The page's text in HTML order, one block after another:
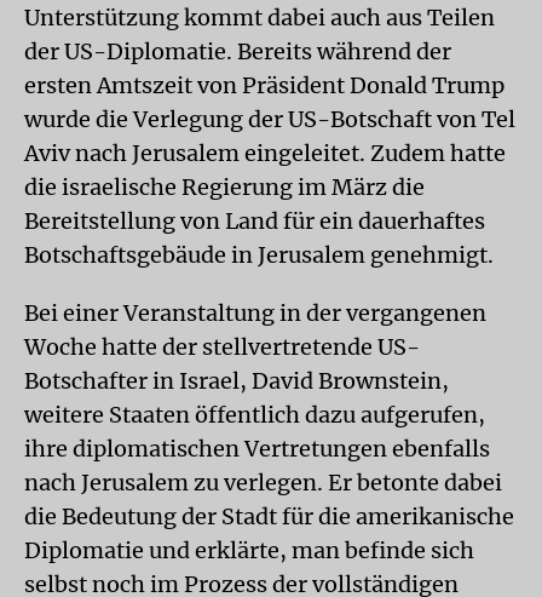
Unterstützung kommt dabei auch aus Teilen
der US-Diplomatie. Bereits während der
ersten Amtszeit von Präsident Donald Trump
wurde die Verlegung der US-Botschaft von Tel
Aviv nach Jerusalem eingeleitet. Zudem hatte
die israelische Regierung im März die
Bereitstellung von Land für ein dauerhaftes
Botschaftsgebäude in Jerusalem genehmigt.
Bei einer Veranstaltung in der vergangenen
Woche hatte der stellvertretende US-
Botschafter in Israel, David Brownstein,
weitere Staaten öffentlich dazu aufgerufen,
ihre diplomatischen Vertretungen ebenfalls
nach Jerusalem zu verlegen. Er betonte dabei
die Bedeutung der Stadt für die amerikanische
Diplomatie und erklärte, man befinde sich
selbst noch im Prozess der vollständigen